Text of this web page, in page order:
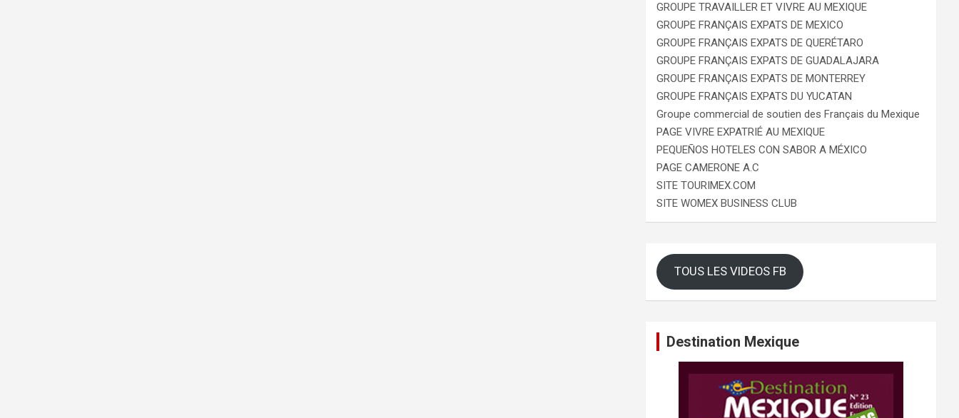
GROUPE TRAVAILLER ET VIVRE AU MEXIQUE
GROUPE FRANÇAIS EXPATS DE MEXICO
GROUPE FRANÇAIS EXPATS DE QUERÉTARO
GROUPE FRANÇAIS EXPATS DE GUADALAJARA
GROUPE FRANÇAIS EXPATS DE MONTERREY
GROUPE FRANÇAIS EXPATS DU YUCATAN
Groupe commercial de soutien des Français du Mexique
PAGE VIVRE EXPATRIÉ AU MEXIQUE
PEQUEÑOS HOTELES CON SABOR A MÉXICO
PAGE CAMERONE A.C
SITE TOURIMEX.COM
SITE WOMEX BUSINESS CLUB
TOUS LES VIDEOS FB
Destination Mexique